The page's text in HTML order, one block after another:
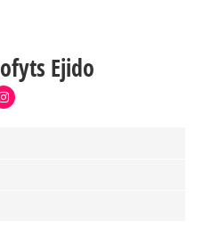
Ejido